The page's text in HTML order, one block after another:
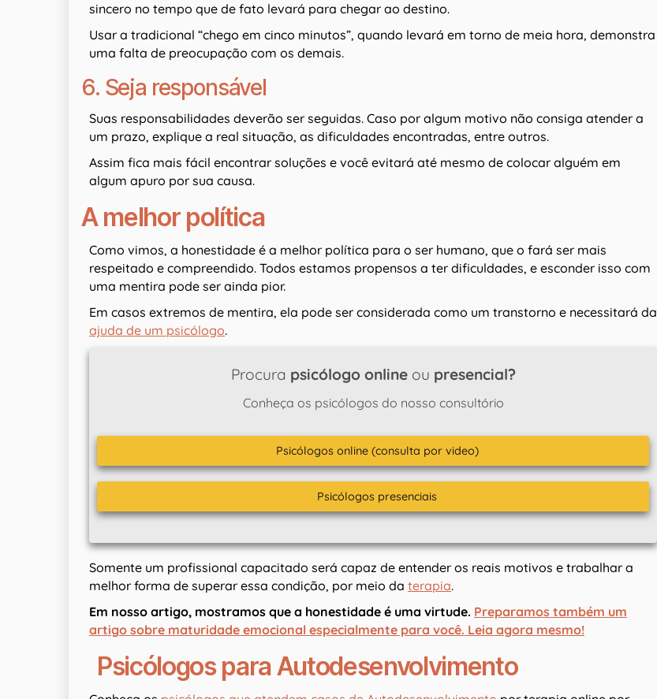
sincero no tempo que de fato levará para chegar ao destino.
Usar a tradicional “chego em cinco minutos”, quando levará em torno de meia hora, demonstra
uma falta de preocupação com os demais.
6. Seja responsável
Suas responsabilidades deverão ser seguidas. Caso por algum motivo não consiga atender a
um prazo, explique a real situação, as dificuldades encontradas, entre outros.
Assim fica mais fácil encontrar soluções e você evitará até mesmo de colocar alguém em
algum apuro por sua causa.
A melhor política
Como vimos, a honestidade é a melhor política para o ser humano, que o fará ser mais
respeitado e compreendido. Todos estamos propensos a ter dificuldades, e esconder isso com
uma mentira pode ser ainda pior.
Em casos extremos de mentira, ela pode ser considerada como um transtorno e necessitará da
ajuda de um psicólogo.
Procura psicólogo onlineou presencial?
Conheça os psicólogos do nosso consultório
Psicólogos online (consulta por video)
Psicólogos presenciais
Somente um profissional capacitado será capaz de entender os reais motivos e trabalhar a
melhor forma de superar essa condição, por meio da terapia.
Em nosso artigo, mostramos que a honestidade é uma virtude. Preparamos também um
artigo sobre maturidade emocional especialmente para você. Leia agora mesmo!
Psicólogos para Autodesenvolvimento